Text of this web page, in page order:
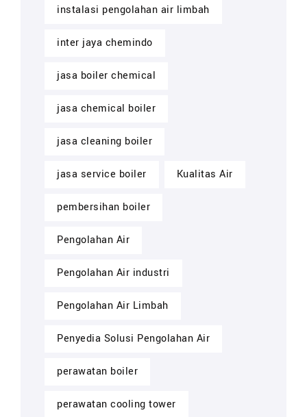
instalasi pengolahan air limbah
inter jaya chemindo
jasa boiler chemical
jasa chemical boiler
jasa cleaning boiler
jasa service boiler Kualitas Air
pembersihan boiler
Pengolahan Air
Pengolahan Air industri
Pengolahan Air Limbah
Penyedia Solusi Pengolahan Air
perawatan boiler
perawatan cooling tower